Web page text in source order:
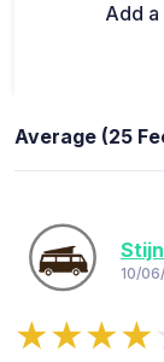
Add
Average (25
10/